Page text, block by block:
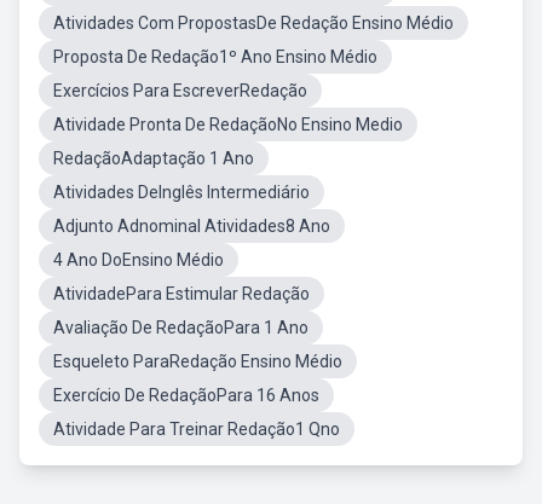
Atividades Com PropostasDe Redação Ensino Médio
Proposta De Redação1º Ano Ensino Médio
Exercícios Para EscreverRedação
Atividade Pronta De RedaçãoNo Ensino Medio
RedaçãoAdaptação 1 Ano
Atividades DeInglês Intermediário
Adjunto Adnominal Atividades8 Ano
4 Ano DoEnsino Médio
AtividadePara Estimular Redação
Avaliação De RedaçãoPara 1 Ano
Esqueleto ParaRedação Ensino Médio
Exercício De RedaçãoPara 16 Anos
Atividade Para Treinar Redação1 Qno